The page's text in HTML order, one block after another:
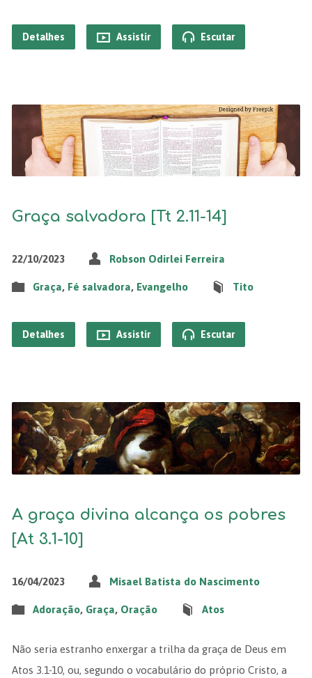
Detalhes Assistir Escutar
Graça salvadora [Tt 2.11-14]
22/10/2023 Robson Odirlei Ferreira
Graça, Fé salvadora, Evangelho Tito
Detalhes Assistir Escutar
A graça divina alcança os pobres
[At 3.1-10]
16/04/2023 Misael Batista do Nascimento
Adoração, Graça, Oração Atos
Não seria estranho enxergar a trilha da graça de Deus em
Atos 3.1-10, ou, segundo o vocabulário do próprio Cristo, a